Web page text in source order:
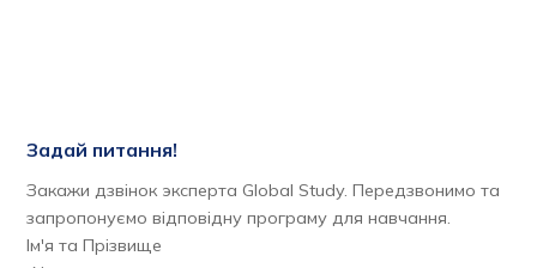
Задай питання!
Закажи дзвінок эксперта Global Study. Передзвонимо та
запропонуємо відповідну програму для навчання.
Ім'я та Прізвище